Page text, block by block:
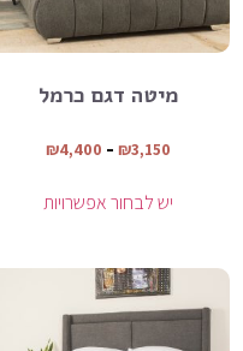
מיטה דגם כרמל
₪3,150
–
₪4,400
יש לבחור אפשרויות